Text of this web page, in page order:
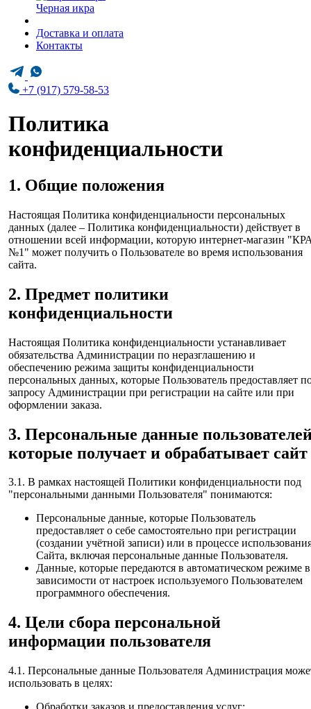
Черная икра
Доставка и оплата
Контакты
+7 (917) 579-58-53
Политика
конфиденциальности
1. Общие положения
Настоящая Политика конфиденциальности персональных
данных (далее – Политика конфиденциальности) действует в
отношении всей информации, которую интернет-магазин
№1" может получить о Пользователе во время использования
сайта.
2. Предмет политики
конфиденциальности
Настоящая Политика конфиденциальности устанавливает
обязательства Администрации по неразглашению и
обеспечению режима защиты конфиденциальности
персональных данных, которые Пользователь предоставляет
запросу Администрации при регистрации на сайте или при
оформлении заказа.
3. Персональные данные
которые получает и обрабатывает сайт
3.1. В рамках настоящей Политики конфиденциальности под
"персональными данными Пользователя" понимаются:
Персональные данные, которые Пользователь
предоставляет о себе самостоятельно при регистрации
(создании учётной записи) или в процессе
Сайта, включая персональные данные Пользователя.
Данные, которые передаются в автоматическом режиме в
зависимости от настроек используемого Пользователем
программного обеспечения.
4. Цели сбора персональной
информации пользователя
4.1. Персональные данные Пользователя Администрация
использовать в целях: